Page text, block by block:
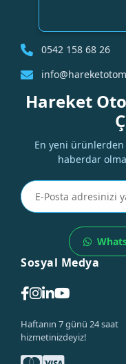
0542 158 68 26
Hareket
En yeni
haberdar
Sosyal Medya
Haftanın 7 günü 24 saat
hizmetinizdeyiz!